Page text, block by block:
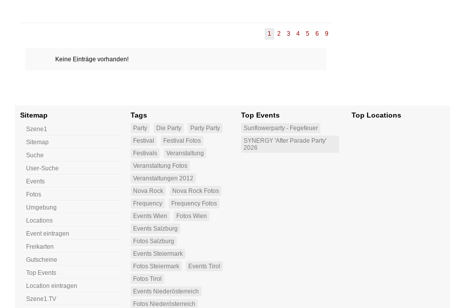
1 2 3 4 5 6 9
Keine Einträge vorhanden!
Sitemap
Szene1
Sitemap
Suche
User-Suche
Events
Fotos
Umgebung
Locations
Event eintragen
Freikarten
Gutscheine
Top Events
Location eintragen
Szene1.TV
Tags
Party Die Party
Party Party
Festival
Festival Fotos
Festivals
Veranstaltung
Veranstaltung Fotos
Veranstaltungen 2012
Nova Rock
Nova Rock Fotos
Frequency
Frequency Fotos
Events Wien
Fotos Wien
Events Salzburg
Fotos Salzburg
Events Steiermark
Fotos Steiermark
Events Tirol
Fotos Tirol
Events Niederösterreich
Fotos Niederösterreich
Top Events
Sunflowerparty - Fegefeuer
SYNERGY 'After Parade Party'
2026
Top Locations